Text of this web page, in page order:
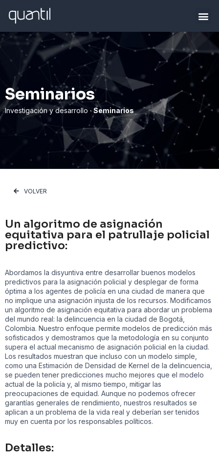
Seminarios
Investigación y desarrollo ·Seminarios
VOLVER
Un algoritmo de asignación
equitativa para el patrullaje policial
predictivo:
Abordamos la disyuntiva entre desarrollar buenos modelos
predictivos para la asignación policial y desplegar de forma
óptima a los agentes de policía en una ciudad de manera que
no implique una asignación injusta de los recursos. Modificamos
un algoritmo de asignación equitativa para abordar un problema
del mundo real: la delincuencia en la ciudad de Bogotá,
Colombia. Nuestro enfoque permite modelos de predicción más
sofisticados y demostramos que la metodología en su conjunto
supera el actual mecanismo de asignación policial en la ciudad.
Los resultados muestran que incluso con un modelo simple,
como una Estimación de Densidad de Kernel de la delincuencia,
se pueden tener predicciones mucho mejores que el modelo
actual de la policía y, al mismo tiempo, mitigar las
preocupaciones de equidad. Aunque no podemos ofrecer
garantías generales de rendimiento, nuestros resultados se
aplican a un problema de la vida real y deberían ser tenidos
muy en cuenta por los responsables políticos.
Detalles: